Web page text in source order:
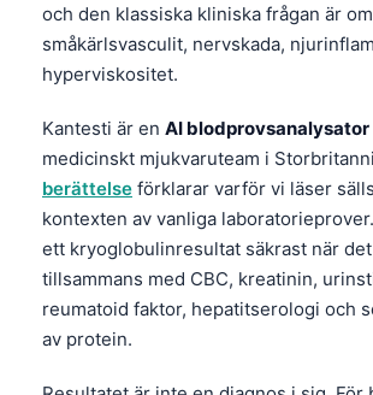
och den klassiska kliniska frågan är
småkärlsvasculit, nervskada,
hyperviskositet.
Kantesti är en AI blodprovsanalysator
medicinskt mjukvaruteam i
berättelse förklarar varför vi läser
kontexten av vanliga
ett kryoglobulinresultat säkrast när
tillsammans med CBC, kreatinin,
reumatoid faktor, hepatitserologi och
av protein.